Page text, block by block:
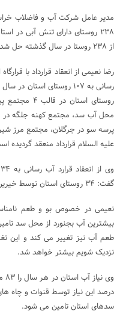
از ۲۳۸ روستا در سال گذشته حل شده است.
رضا نعیمی از انعقاد قرارداد با
روستای
علیه السلام قرارداد منعقد گردیده
گفت: ۳۴ روستای استان توسط خیرین در سال جاری آب رسانی خواهد شد.
نعیمی در خصوص بو و طعم
بیشترین آب بجنورد از محل سد
طعم آب نیز تغییر می کند و این
نزدیک شویم بیشتر خواهد شد.
سدهای استان تامین می شود.